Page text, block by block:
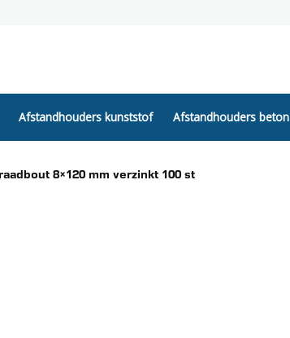
Afstandhouders kunststof Afstandhouders beton
8×120 mm verzinkt 100 st